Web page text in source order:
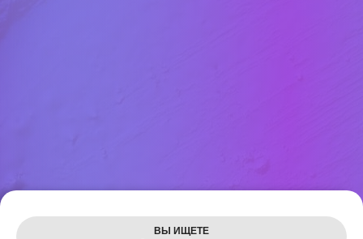
Leaflet
ВЫ ИЩЕТЕ